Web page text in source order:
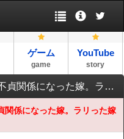
ゲーム
game
YouTube
story
【狂ってる】バスの運ちゃんと不貞関係になった嫁。ラリった嫁のせいで、間男もオレもＫ察のお世話になる事に…
関係になった嫁。ラリった嫁